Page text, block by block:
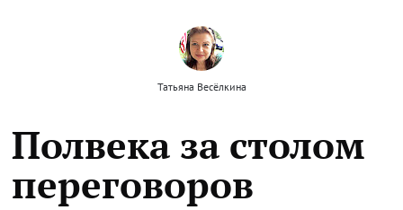
Татьяна Весёлкина
Полвека за столом
переговоров